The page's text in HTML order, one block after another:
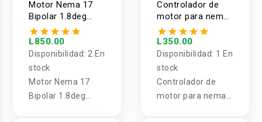
Motor Nema 17
Bipolar 1.8deg
60Ncm 17HS24-
0644S
L850.00
Disponibilidad: 2 En
stock
Motor Nema 17
Bipolar 1.8deg
Controlador de
motor para nema
TB6560 3A
L350.00
Disponibilidad: 1 En
stock
Controlador de
motor para nema